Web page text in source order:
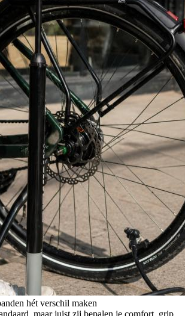
hét verschil maken
maar juist zij bepalen je comfort, grip